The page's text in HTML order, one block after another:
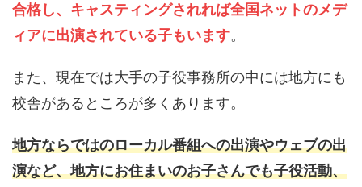
合格し、キャスティングされれば全国ネットのメデ
ィアに出演されている子もいます。
また、現在では大手の子役事務所の中には地方にも
校舎があるところが多くあります。
地方ならではのローカル番組への出演やウェブの出
演など、地方にお住まいのお子さんでも子役活動、